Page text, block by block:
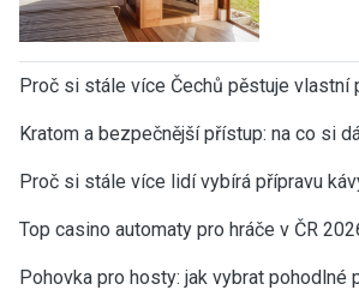
Proč si stále více Čechů pěstuje vlastní
Kratom a bezpečnější přístup: na co si
Proč si stále více lidí vybírá přípravu
Top casino automaty pro hráče v ČR
Pohovka pro hosty: jak vybrat pohodlné